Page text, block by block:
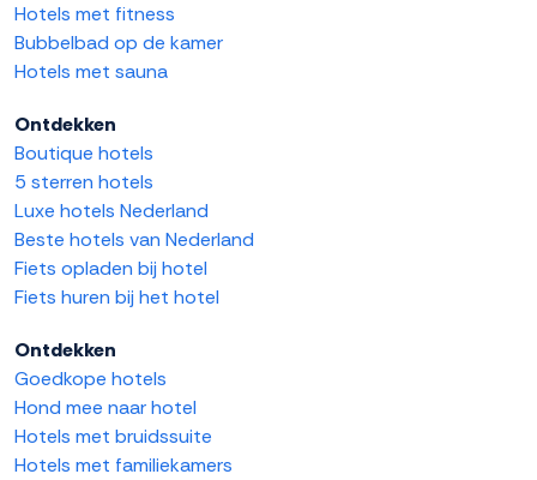
Hotels met fitness
Bubbelbad op de kamer
Hotels met sauna
Ontdekken
Boutique hotels
5 sterren hotels
Luxe hotels Nederland
Beste hotels van Nederland
Fiets opladen bij hotel
Fiets huren bij het hotel
Ontdekken
Goedkope hotels
Hond mee naar hotel
Hotels met bruidssuite
Hotels met familiekamers